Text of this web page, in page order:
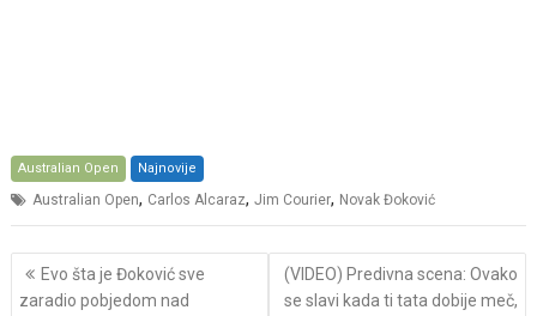
Australian Open Najnovije
Australian Open, Carlos Alcaraz,Jim Courier, Novak Đoković
Post
navigation
Evo šta je Đoković sve
zaradio pobjedom nad
(VIDEO) Predivna scena: Ovako
se slavi kada ti tata dobije meč,